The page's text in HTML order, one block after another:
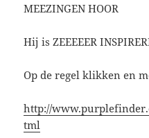
MEEZINGEN HOOR
Hij is ZEEEEER
Op de regel klikken en
http://
tml